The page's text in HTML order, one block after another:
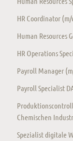
HR Coordinator
Human Resources
HR Operations
Payroll Manager
Payroll Specialist
Chemischen
Spezialist digitale